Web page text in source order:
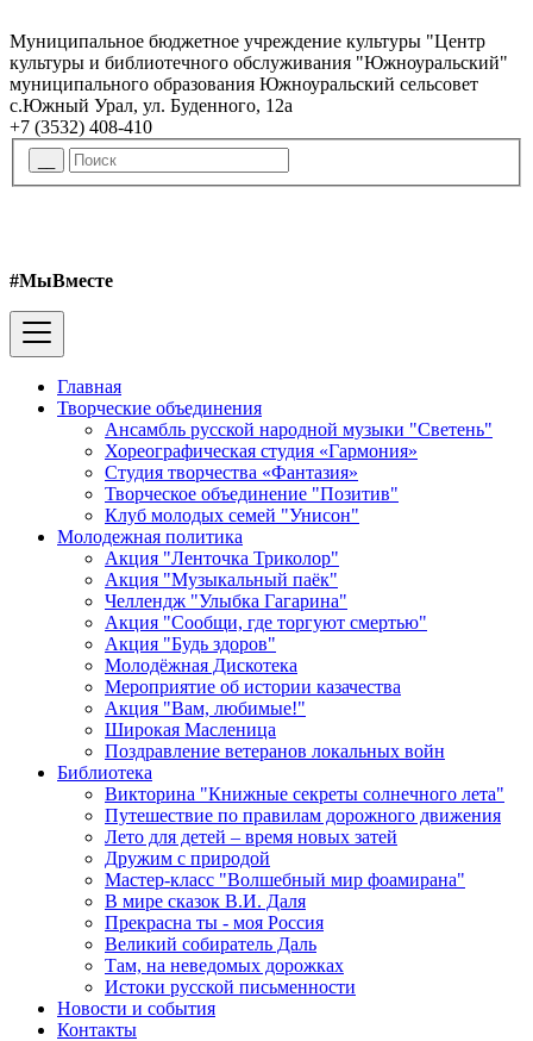
Муниципальное бюджетное учреждение культуры "Центр
культуры и библиотечного обслуживания "Южноуральский"
муниципального образования Южноуральский сельсовет
с.Южный Урал, ул. Буденного, 12а
+7 (3532) 408-410
#МыВместе
Главная
Творческие объединения
Ансамбль русской народной музыки "Светень"
Хореографическая студия «Гармония»
Студия творчества «Фантазия»
Творческое объединение "Позитив"
Клуб молодых семей "Унисон"
Молодежная политика
Акция "Ленточка Триколор"
Акция "Музыкальный паёк"
Челлендж "Улыбка Гагарина"
Акция "Сообщи, где торгуют смертью"
Акция "Будь здоров"
Молодёжная Дискотека
Мероприятие об истории казачества
Акция "Вам, любимые!"
Широкая Масленица
Поздравление ветеранов локальных войн
Библиотека
Викторина "Книжные секреты солнечного лета"
Путешествие по правилам дорожного движения
Лето для детей – время новых затей
Дружим с природой
Мастер-класс "Волшебный мир фоамирана"
В мире сказок В.И. Даля
Прекрасна ты - моя Россия
Великий собиратель Даль
Там, на неведомых дорожках
Истоки русской письменности
Новости и события
Контакты